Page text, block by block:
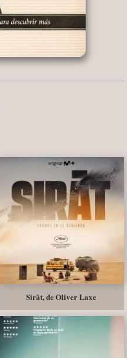
Sirât, de Oliver Laxe